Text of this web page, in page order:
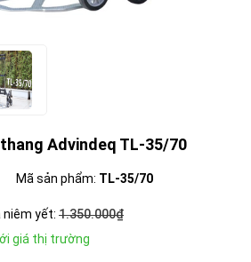
Advindeq TL-35/70
Mã sản phẩm: TL-35/70
niêm yết: 1.350.000₫
giá thị trường